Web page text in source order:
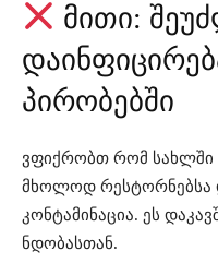
მითი:
პირობებში
ვფიქრობთ რომ
მხოლოდ რესტორნებსა
კონტამინაცია. ეს
ნდობასთან.